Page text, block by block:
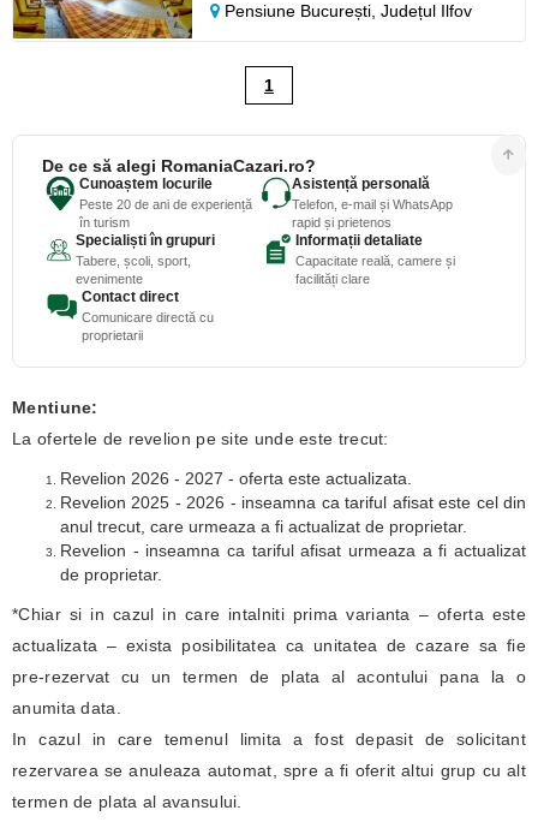
Pensiune București,Județul Ilfov
1
De ce să alegi RomaniaCazari.ro?
Cunoaștem locurile
Peste 20 de ani de experiență
în turism
Asistență personală
Telefon, e-mail și WhatsApp
rapid și prietenos
Specialiști în grupuri
Tabere, școli, sport,
evenimente
Informații detaliate
Capacitate reală, camere și
facilități clare
Contact direct
Comunicare directă cu
proprietarii
Mentiune:
La ofertele de revelion pe site unde este trecut:
Revelion 2026 - 2027 - oferta este actualizata.
Revelion 2025 - 2026 - inseamna ca tariful afisat este cel din
anul trecut, care urmeaza a fi actualizat de proprietar.
Revelion - inseamna ca tariful afisat urmeaza a fi actualizat
de proprietar.
*Chiar si in cazul in care intalniti prima varianta – oferta este
actualizata – exista posibilitatea ca unitatea de cazare sa fie
pre-rezervat cu un termen de plata al acontului pana la o
anumita data.
In cazul in care temenul limita a fost depasit de solicitant
rezervarea se anuleaza automat, spre a fi oferit altui grup cu alt
termen de plata al avansului.